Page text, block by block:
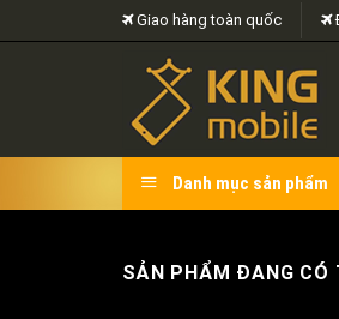
to
Giao hàng toàn quốc
Danh mục sản phẩm
SẢN PHẨM ĐANG CÓ